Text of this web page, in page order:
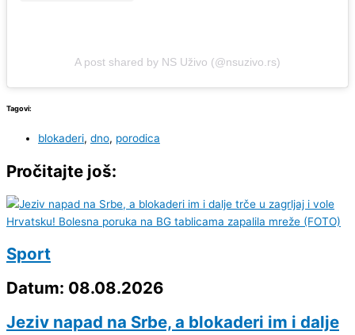
A post shared by NS Uživo (@nsuzivo.rs)
Tagovi:
blokaderi, dno, porodica
Pročitajte još:
Sport
Datum: 08.08.2026
Jeziv napad na Srbe, a blokaderi im i dalje